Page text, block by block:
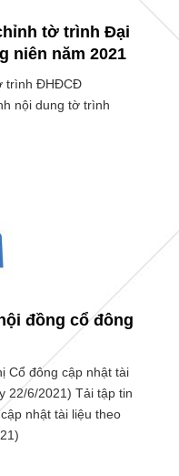
tờ trình Đại
niên năm 2021
trình ĐHĐCĐ
nội dung tờ trình
đồng cổ đông
Cổ đông cập nhật tài
22/6/2021) Tải tập tin
nhật tài liệu theo